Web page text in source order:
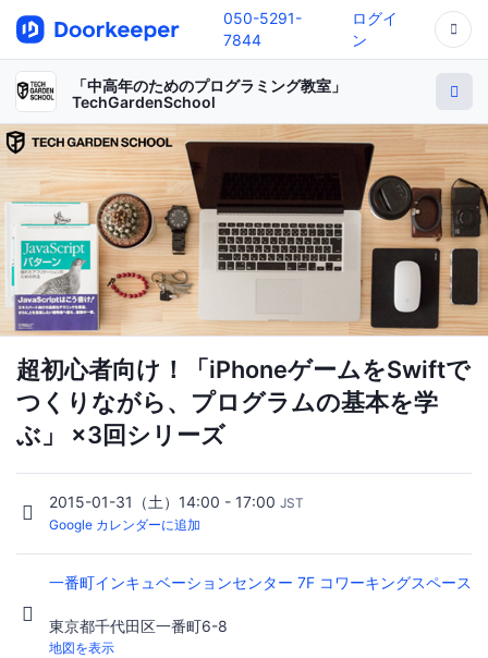
050-5291-
7844
ログイ
ン
「中高年のためのプログラミング教室」
TechGardenSchool
超初心者向け！「iPhoneゲームをSwiftで
つくりながら、プログラムの基本を学
ぶ」 ×3回シリーズ
2015-01-31（土）14:00 - 17:00 JST
Google カレンダーに追加
一番町インキュベーションセンター 7F コワーキングスペース
東京都千代田区一番町6-8
地図を表示